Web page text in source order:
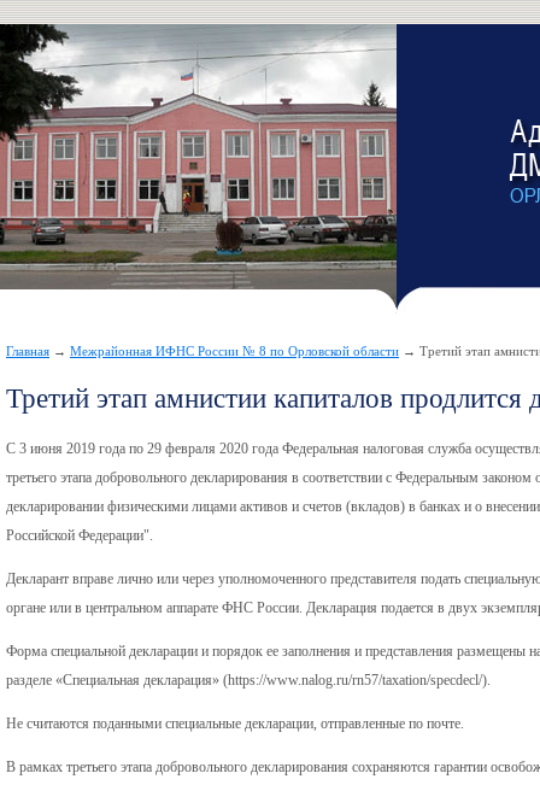
Главная → Межрайонная ИФНС России № 8 по Орловской области → Третий этап
Третий этап амнистии капиталов продлится
С 3 июня 2019 года по 29 февраля 2020 года Федеральная налоговая служба
третьего этапа добровольного декларирования в соответствии с Федеральным
декларировании физическими лицами активов и счетов (вкладов) в банках и о
Российской Федерации".
Декларант вправе лично или через уполномоченного представителя подать
органе или в центральном аппарате ФНС России. Декларация подается в двух
Форма специальной декларации и порядок ее заполнения и представления
разделе «Специальная декларация» (https://www.nalog.ru/rn57/taxation/specdecl/).
Не считаются поданными специальные декларации, отправленные по почте.
В рамках третьего этапа добровольного декларирования сохраняются гарантии